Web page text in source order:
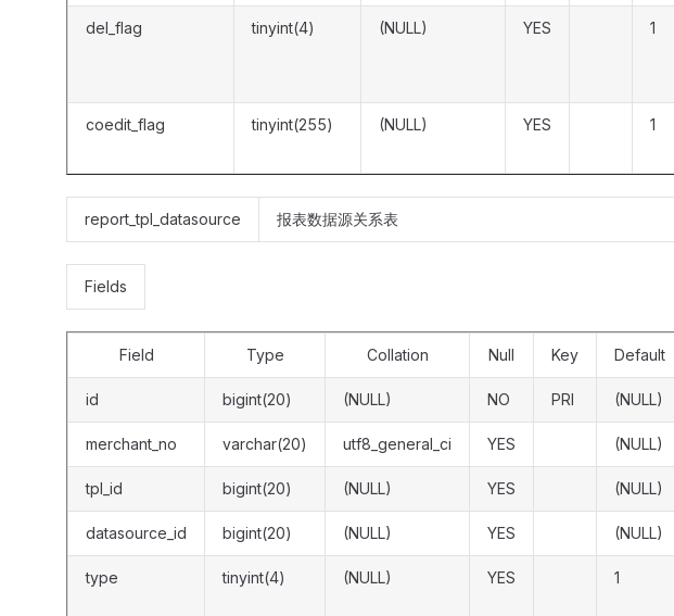
del_flag tinyint(4) (NULL) YES 1
coedit_flag tinyint(255) (NULL) YES 1
report_tpl_datasource 报表数据源关系表
Fields
Field Type Collation Null Key Default
id bigint(20) (NULL) NO PRI (NULL)
merchant_no varchar(20) utf8_general_ci YES (NULL)
tpl_id bigint(20) (NULL) YES (NULL)
datasource_id bigint(20) (NULL) YES (NULL)
type tinyint(4) (NULL) YES 1